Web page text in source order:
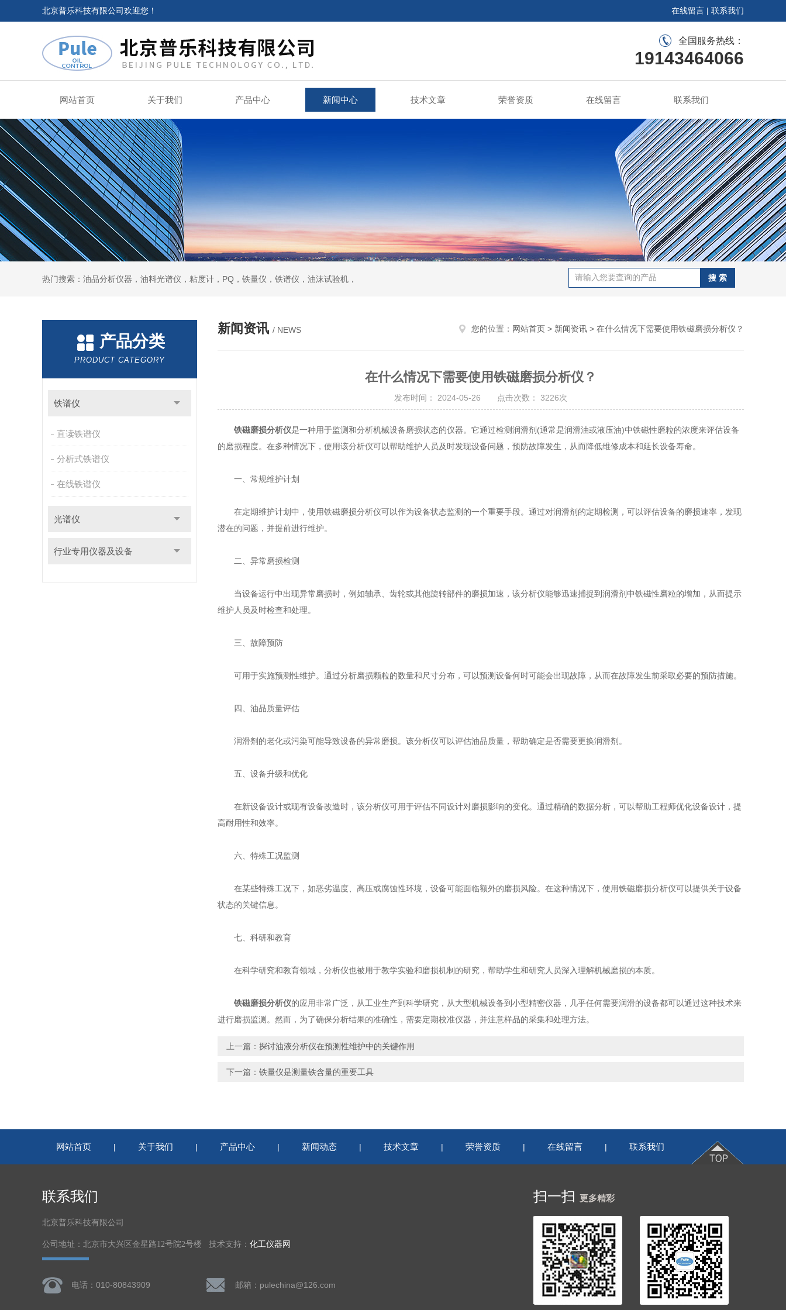
北京普乐科技有限公司欢迎您！ 在线留言 | 联系我们
全国服务热线：
19143464066
网站首页 关于我们 产品中心 新闻中心 技术文章 荣誉资质 在线留言 联系我们
热门搜索：油品分析仪器，油料光谱仪，粘度计，PQ，铁量仪，铁谱仪，油沫试验机，
产品分类
PRODUCT CATEGORY
铁谱仪
直读铁谱仪
分析式铁谱仪
在线铁谱仪
光谱仪
行业专用仪器及设备
新闻资讯 / NEWS 您的位置： 网站首页 > 新闻资讯 > 在什么情况下需要使用铁磁磨损分析仪？
在什么情况下需要使用铁磁磨损分析仪？
发布时间： 2024-05-26 点击次数： 3226次
铁磁磨损分析仪是一种用于监测和分析机械设备磨损状态的仪器。它通过检测润滑剂(通常是润滑油或液压油)中铁磁性磨粒的浓度来评估设备
的磨损程度。在多种情况下，使用该分析仪可以帮助维护人员及时发现设备问题，预防故障发生，从而降低维修成本和延长设备寿命。
一、常规维护计划
在定期维护计划中，使用铁磁磨损分析仪可以作为设备状态监测的一个重要手段。通过对润滑剂的定期检测，可以评估设备的磨损速率，发现
潜在的问题，并提前进行维护。
二、异常磨损检测
当设备运行中出现异常磨损时，例如轴承、齿轮或其他旋转部件的磨损加速，该分析仪能够迅速捕捉到润滑剂中铁磁性磨粒的增加，从而提示
维护人员及时检查和处理。
三、故障预防
可用于实施预测性维护。通过分析磨损颗粒的数量和尺寸分布，可以预测设备何时可能会出现故障，从而在故障发生前采取必要的预防措施。
四、油品质量评估
润滑剂的老化或污染可能导致设备的异常磨损。该分析仪可以评估油品质量，帮助确定是否需要更换润滑剂。
五、设备升级和优化
在新设备设计或现有设备改造时，该分析仪可用于评估不同设计对磨损影响的变化。通过精确的数据分析，可以帮助工程师优化设备设计，提
高耐用性和效率。
六、特殊工况监测
在某些特殊工况下，如恶劣温度、高压或腐蚀性环境，设备可能面临额外的磨损风险。在这种情况下，使用铁磁磨损分析仪可以提供关于设备
状态的关键信息。
七、科研和教育
在科学研究和教育领域，分析仪也被用于教学实验和磨损机制的研究，帮助学生和研究人员深入理解机械磨损的本质。
铁磁磨损分析仪的应用非常广泛，从工业生产到科学研究，从大型机械设备到小型精密仪器，几乎任何需要润滑的设备都可以通过这种技术来
进行磨损监测。然而，为了确保分析结果的准确性，需要定期校准仪器，并注意样品的采集和处理方法。
上一篇： 探讨油液分析仪在预测性维护中的关键作用
下一篇： 铁量仪是测量铁含量的重要工具
网站首页 | 关于我们 | 产品中心 | 新闻动态 | 技术文章 | 荣誉资质 | 在线留言 | 联系我们
联系我们
北京普乐科技有限公司
公司地址：北京市大兴区金星路12号院2号楼 技术支持： 化工仪器网
电话：010-80843909 邮箱：pulechina@126.com
扫一扫 更多精彩